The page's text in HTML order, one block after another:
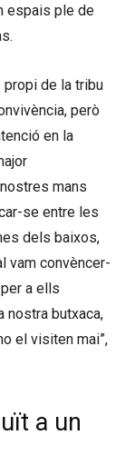
espais ple de
propi de la tribu
però
en la
mans
se entre les
dels baixos,
vam convèncer-
a ells
nostra butxaca,
el visiten mai”,
a un